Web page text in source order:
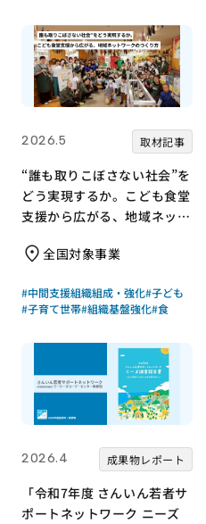
2026.5 取材記事
“誰も取りこぼさない社会”を
どう実現するか。こども食堂
支援から広がる、地域ネット
全国対象事業
#中間支援組織組成・強化#子ども
#子育て世帯#組織基盤強化#食
2026.4 成果物レポート
「令和7年度 さんいん若者サ
ポートネットワーク ニーズ